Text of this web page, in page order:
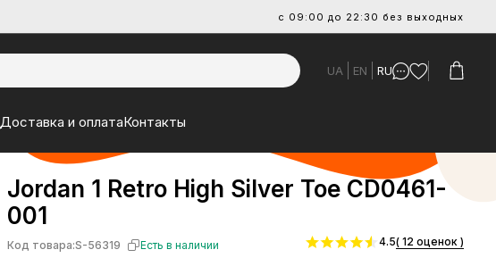
с 09:00 до 22:30 без выходных
UA EN RU
Доставка и оплатаКонтакты
Jordan 1 Retro High Silver Toe CD0461-
001
Код товара:S-56319 Есть в наличии 4.5( 12 оценок )